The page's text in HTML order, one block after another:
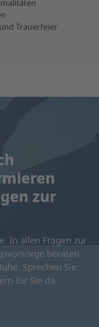
Trauerfeier
zur
In allen Fragen zur
beraten
Sprechen Sie
für Sie da.